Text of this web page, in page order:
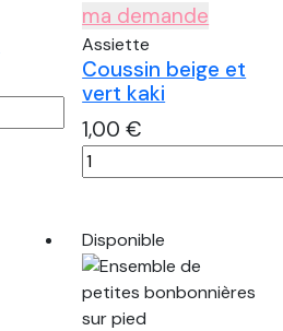
ma demande
Assiette
Coussin beige et
vert kaki
1,00€
quantité
de
beige
et
vert
kaki
Disponible